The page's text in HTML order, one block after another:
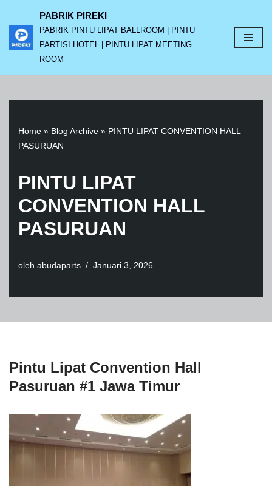
Lompat
ke
PABRIK PIREKI
PABRIK PINTU LIPAT BALLROOM | PINTU
PARTISI HOTEL | PINTU LIPAT MEETING
ROOM
Home » Blog Archive » PINTU LIPAT CONVENTION HALL
PASURUAN
PINTU LIPAT
CONVENTION HALL
PASURUAN
oleh abudaparts Januari 3, 2026
Pintu Lipat Convention Hall
Pasuruan #1 Jawa Timur